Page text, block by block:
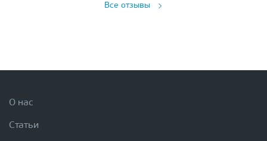
Все отзывы
О нас
Статьи